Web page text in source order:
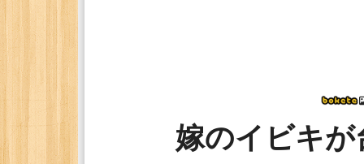
嫁のイビキ